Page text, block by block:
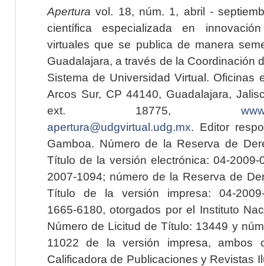
Apertura vol. 18, núm. 1, abril -
científica especializada en
virtuales que se publica de manera
Guadalajara, a través de la Coordinación
Sistema de Universidad Virtual. Oficinas
Arcos Sur, CP 44140, Guadalajara,
ext. 18775,
apertura@udgvirtual.udg.mx. Editor
Gamboa. Número de la Reserva de
Título de la versión electrónica: 04-2009-
2007-1094; número de la Reserva de
Título de la versión impresa: 04-2009-
1665-6180, otorgados por el Instituto
Número de Licitud de Título: 13449 y
11022 de la versión impresa, ambos
Calificadora de Publicaciones y Revistas